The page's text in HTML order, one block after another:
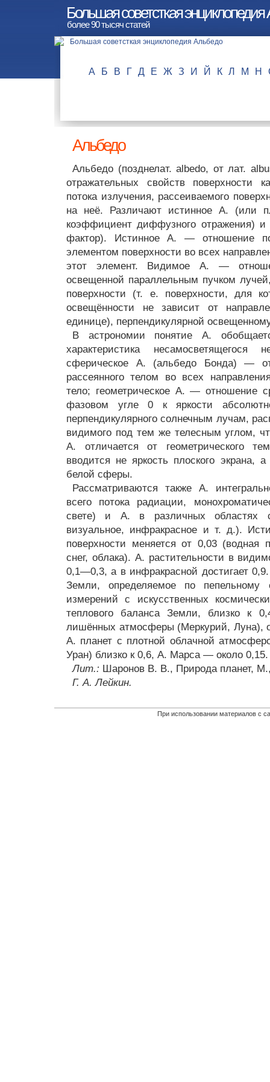
Большая советсткая
более 90 тысяч статей
А Б В Г Д Е Ж З И Й К Л М Н
Альбедо
Альбедо (позднелат. albedo, от лат.
отражательных свойств поверхности
потока излучения, рассеиваемого
на неё. Различают истинное А. (или
коэффициент диффузного отражения)
фактор). Истинное А. — отношение
элементом поверхности во всех
этот элемент. Видимое А. —
освещенной параллельным пучком
поверхности (т. е. поверхности, для
освещённости не зависит от
единице), перпендикулярной
В астрономии понятие А.
характеристика
сферическое А. (альбедо Бонда) —
рассеянного телом во всех
тело; геометрическое А. — отношение
фазовом угле 0 к яркости
перпендикулярного солнечным лучам,
видимого под тем же телесным углом,
А. отличается от геометрического
вводится не яркость плоского экрана,
белой сферы.
Рассматриваются также А.
всего потока радиации,
свете) и А. в различных областях
визуальное, инфракрасное и т. д.).
поверхности меняется от 0,03 (водная
снег, облака). А. растительности в
0,1—0,3, а в инфракрасной достигает
Земли, определяемое по пепельному
измерений с искусственных
теплового баланса Земли, близко к
лишённых атмосферы (Меркурий, Луна),
А. планет с плотной облачной
Уран) близко к 0,6, А. Марса — около 0,15.
Лит.: Шаронов В. В., Природа планет,
Г. А. Лейкин.
При использовании материалов с